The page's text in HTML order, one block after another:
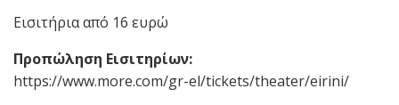
Εισιτήρια από 16 ευρώ
Προπώληση Εισιτηρίων:
https://www.more.com/gr-el/tickets/theater/eirini/